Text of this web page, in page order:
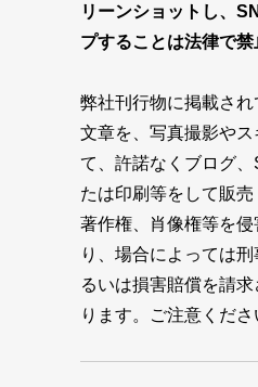
リーンショットし、
プすることは法律で禁
弊社刊行物に掲載さ
文章を、写真撮影や
て、許諾なくブログ、
たは印刷等をして販
著作権、肖像権等を
り、場合によっては
るいは損害賠償を請
ります。ご注意くださ